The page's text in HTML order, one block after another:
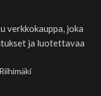
verkkokauppa, joka
ja luotettavaa